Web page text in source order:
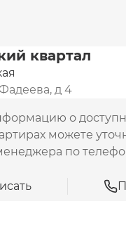
квартал
д 4
о
можете
по